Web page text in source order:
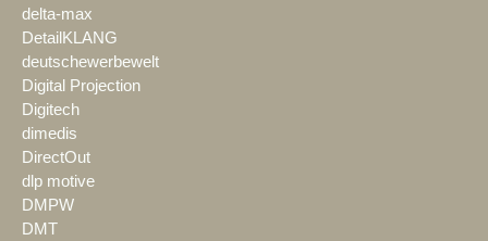
delta-max
DetailKLANG
deutschewerbewelt
Digital Projection
Digitech
dimedis
DirectOut
dlp motive
DMPW
DMT